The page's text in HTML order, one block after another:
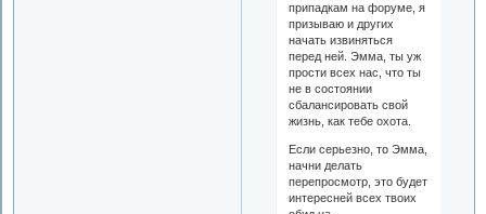
припадкам на форуме, я
призываю и других
начать извиняться
перед ней. Эмма, ты уж
прости всех нас, что ты
не в состоянии
сбалансировать свой
жизнь, как тебе охота.
Если серьезно, то Эмма,
начни делать
перепросмотр, это будет
интересней всех твоих